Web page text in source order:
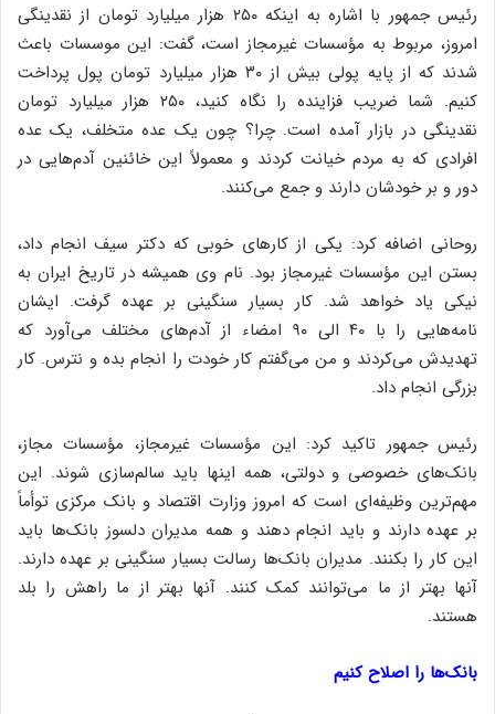
رئیس جمهور با اشاره به اینکه ۲۵۰ هزار میلیارد تومان از نقدینگی
امروز، مربوط به مؤسسات غیرمجاز است، گفت: این موسسات باعث
شدند که از پایه پولی بیش از ۳۰ هزار میلیارد تومان پول پرداخت
کنیم. شما ضریب فزاینده را نگاه کنید، ۲۵۰ هزار میلیارد تومان
نقدینگی در بازار آمده است. چرا؟ چون یک عده متخلف، یک عده
افرادی که به مردم خیانت کردند و معمولاً این خائنین آدم‌هایی در
دور و بر خودشان دارند و جمع می‌کنند.
روحانی اضافه کرد: یکی از کارهای خوبی که دکتر سیف انجام داد،
بستن این مؤسسات غیرمجاز بود. نام وی همیشه در تاریخ ایران به
نیکی یاد خواهد شد. کار بسیار سنگینی بر عهده گرفت. ایشان
نامه‌هایی را با ۴۰ الی ۹۰ امضاء از آدم‌های مختلف می‌آورد که
تهدیدش می‌کردند و من می‌گفتم کار خودت را انجام بده و نترس. کار
بزرگی انجام داد.
رئیس جمهور تاکید کرد: این مؤسسات غیرمجاز، مؤسسات مجاز،
بانک‌های خصوصی و دولتی، همه اینها باید سالم‌سازی شوند. این
مهم‌ترین وظیفه‌ای است که امروز وزارت اقتصاد و بانک مرکزی توأماً
بر عهده دارند و باید انجام دهند و همه مدیران دلسوز بانک‌ها باید
این کار را بکنند. مدیران بانک‌ها رسالت بسیار سنگینی بر عهده دارند.
آنها بهتر از ما می‌توانند کمک کنند. آنها بهتر از ما راهش را بلد
هستند.
بانک‌ها را اصلاح کنیم